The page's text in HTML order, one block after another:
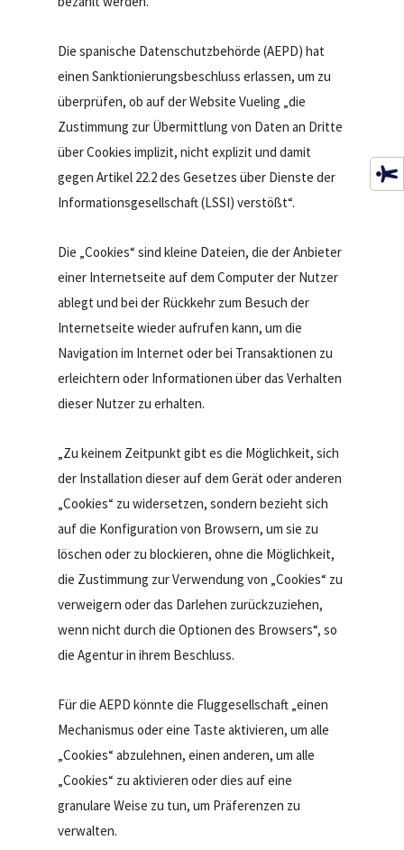
Die spanische Datenschutzbehörde (AEPD) hat
einen Sanktionierungsbeschluss erlassen, um zu
überprüfen, ob auf der Website Vueling „die
Zustimmung zur Übermittlung von Daten an Dritte
über Cookies implizit, nicht explizit und damit
gegen Artikel 22.2 des Gesetzes über Dienste der
Informationsgesellschaft (LSSI) verstößt“.
Die „Cookies“ sind kleine Dateien, die der Anbieter
einer Internetseite auf dem Computer der Nutzer
ablegt und bei der Rückkehr zum Besuch der
Internetseite wieder aufrufen kann, um die
Navigation im Internet oder bei Transaktionen zu
erleichtern oder Informationen über das Verhalten
dieser Nutzer zu erhalten.
„Zu keinem Zeitpunkt gibt es die Möglichkeit, sich
der Installation dieser auf dem Gerät oder anderen
„Cookies“ zu widersetzen, sondern bezieht sich
auf die Konfiguration von Browsern, um sie zu
löschen oder zu blockieren, ohne die Möglichkeit,
die Zustimmung zur Verwendung von „Cookies“ zu
verweigern oder das Darlehen zurückzuziehen,
wenn nicht durch die Optionen des Browsers“, so
die Agentur in ihrem Beschluss.
Für die AEPD könnte die Fluggesellschaft „einen
Mechanismus oder eine Taste aktivieren, um alle
„Cookies“ abzulehnen, einen anderen, um alle
„Cookies“ zu aktivieren oder dies auf eine
granulare Weise zu tun, um Präferenzen zu
verwalten.